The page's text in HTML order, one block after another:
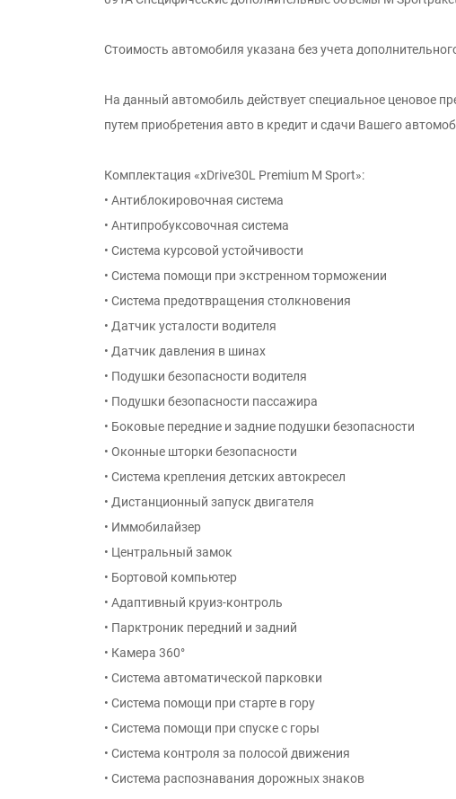
Стоимость автомобиля указана без учета
На данный автомобиль действует специальное ценовое
путем приобретения авто в кредит и сдачи Вашего
Комплектация «xDrive30L Premium M Sport»:
• Антиблокировочная система
• Антипробуксовочная система
• Система курсовой устойчивости
• Система помощи при экстренном торможении
• Система предотвращения столкновения
• Датчик усталости водителя
• Датчик давления в шинах
• Подушки безопасности водителя
• Подушки безопасности пассажира
• Боковые передние и задние подушки безопасности
• Оконные шторки безопасности
• Система крепления детских автокресел
• Дистанционный запуск двигателя
• Иммобилайзер
• Центральный замок
• Бортовой компьютер
• Адаптивный круиз-контроль
• Парктроник передний и задний
• Камера 360°
• Система автоматической парковки
• Система помощи при старте в гору
• Система помощи при спуске с горы
• Система контроля за полосой движения
• Система распознавания дорожных знаков